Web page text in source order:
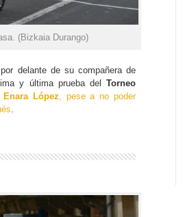
(Bizkaia Durango)
delante de su compañera de
y última prueba delTorneo
Enara López, pese a no poder
.